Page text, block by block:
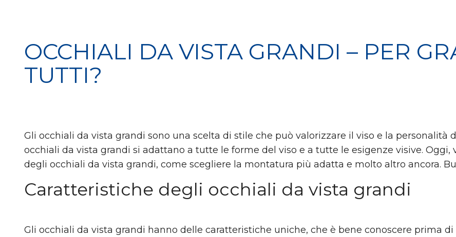
OCCHIALI DA VISTA GRANDI – PER
TUTTI?
Gli occhiali da vista grandi sono una scelta di stile che può valorizzare il viso e la
occhiali da vista grandi si adattano a tutte le forme del viso e a tutte le esigenze visive.
degli occhiali da vista grandi, come scegliere la montatura più adatta e molto altro ancora.
Caratteristiche degli occhiali da vista grandi
Gli occhiali da vista grandi hanno delle caratteristiche uniche, che è bene conoscere prima